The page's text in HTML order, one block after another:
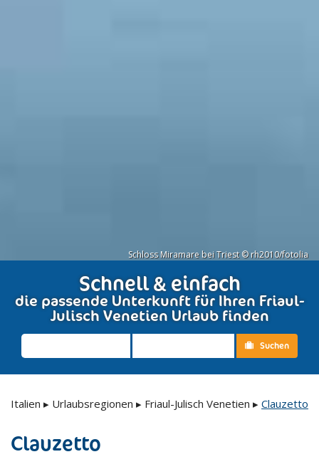
Schloss Miramare bei Triest © rh2010/fotolia
Schnell & einfach
die passende Unterkunft für Ihren Friaul-
Julisch Venetien Urlaub finden
Suchen
Italien ▸ Urlaubsregionen ▸ Friaul-Julisch Venetien ▸ Clauzetto
Clauzetto